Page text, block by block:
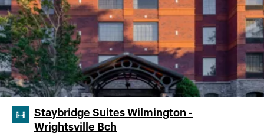
Staybridge Suites Wilmington -
Wrightsville Bch